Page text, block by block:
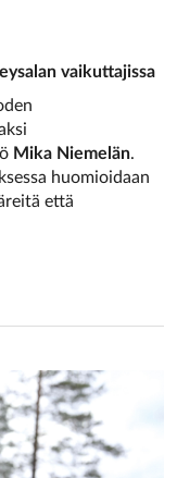
vaikuttajissa
Mika Niemelän.
huomioidaan
että